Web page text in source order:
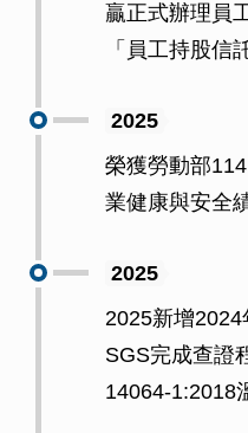
贏正式辦理員
「員工持股信
2025
榮獲勞動部
業健康與安全
2025
2025新增
SGS完成查證
14064-1:2018